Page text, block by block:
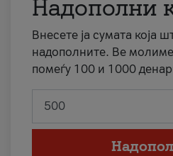
Надополни
Внесете ја сумата која
надополните. Ве
помеѓу 100 и 1000